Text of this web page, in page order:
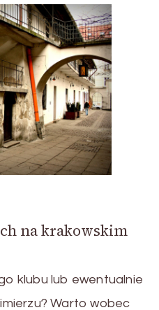
na krakowskim
klubu lub ewentualnie
Warto wobec